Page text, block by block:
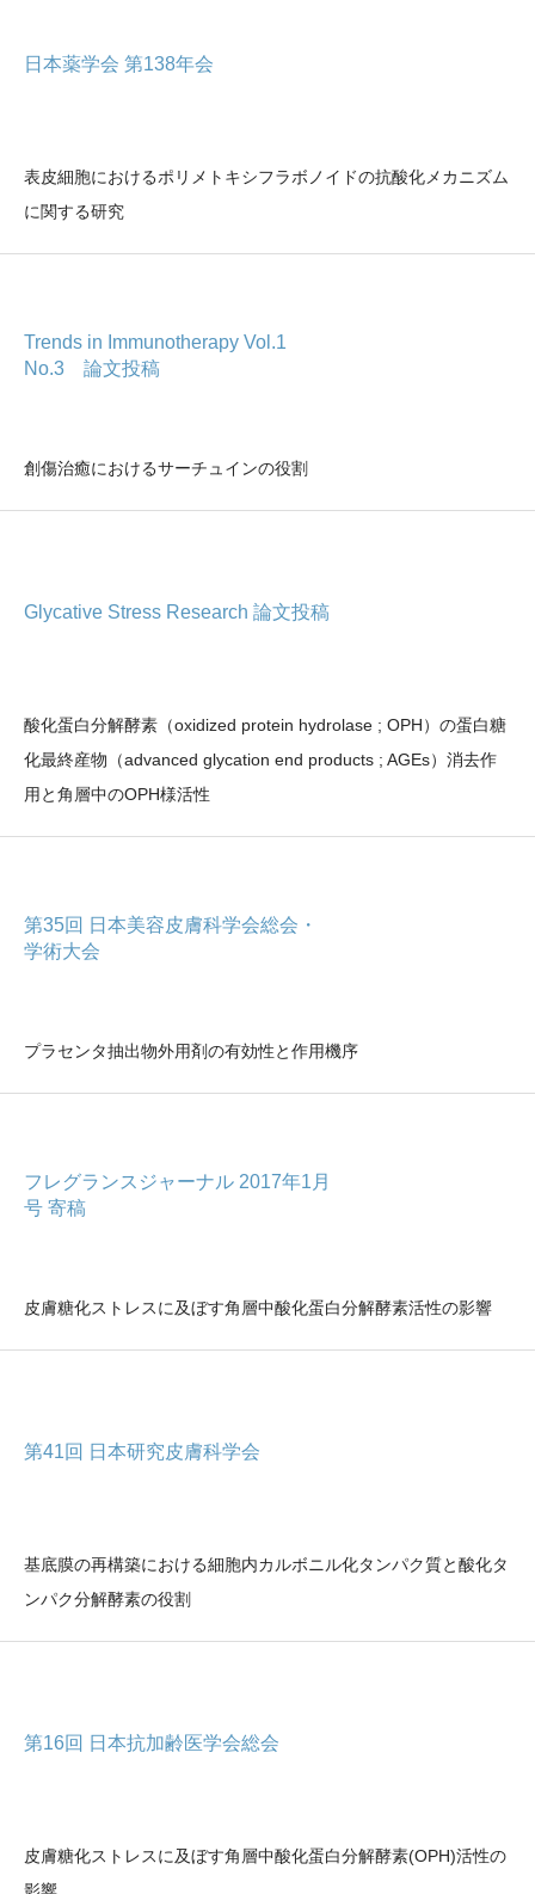
日本薬学会 第138年会
表皮細胞におけるポリメトキシフラボノイドの抗酸化メカニズム
に関する研究
Trends in Immunotherapy Vol.1
No.3 論文投稿
創傷治癒におけるサーチュインの役割
Glycative Stress Research 論文投稿
酸化蛋白分解酵素（oxidized protein hydrolase ; OPH）の蛋白糖
化最終産物（advanced glycation end products ; AGEs）消去作
用と角層中のOPH様活性
第35回 日本美容皮膚科学会総会・
学術大会
プラセンタ抽出物外用剤の有効性と作用機序
フレグランスジャーナル 2017年1月
号 寄稿
皮膚糖化ストレスに及ぼす角層中酸化蛋白分解酵素活性の影響
第41回 日本研究皮膚科学会
基底膜の再構築における細胞内カルボニル化タンパク質と酸化タ
ンパク分解酵素の役割
第16回 日本抗加齢医学会総会
皮膚糖化ストレスに及ぼす角層中酸化蛋白分解酵素(OPH)活性の